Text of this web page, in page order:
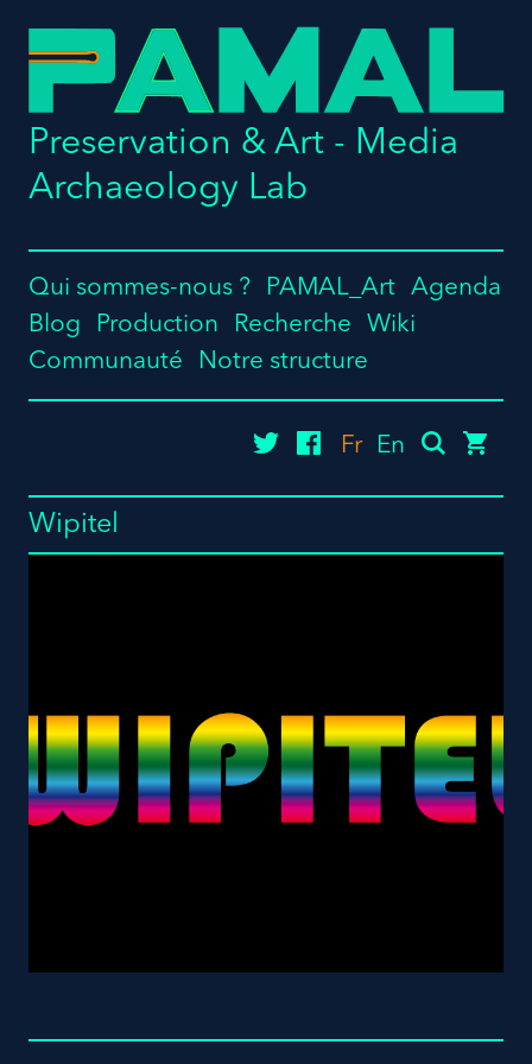
Preservation & Art - Media
Archaeology Lab
Qui sommes-nous ? PAMAL_Art
Agenda
Blog
Production Recherche
Wiki
Communauté
Notre structure
twitterfacebook
Fr En
Wipitel